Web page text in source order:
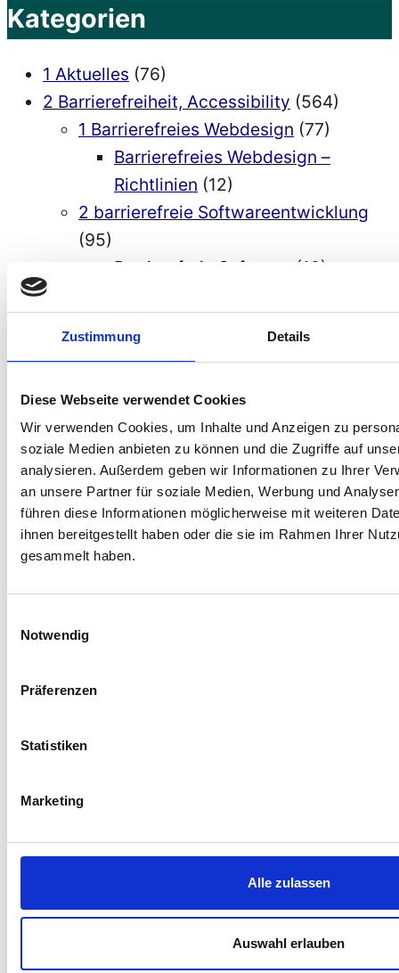
Zustimmung Details
Diese Webseite verwendet Cookies
Wir verwenden Cookies, um Inhalte und Anzeigen zu
soziale Medien anbieten zu können und die Zugriffe auf
analysieren. Außerdem geben wir Informationen zu Ihrer
an unsere Partner für soziale Medien, Werbung und
führen diese Informationen möglicherweise mit weiteren
ihnen bereitgestellt haben oder die sie im Rahmen Ihrer
gesammelt haben.
Notwendig
Präferenzen
Statistiken
Marketing
Alle zulassen
Auswahl erlauben
Programm
erstellen“
Kategorien
1 Aktuelles (76)
2 Barrierefreiheit, Accessibility (564)
1 Barrierefreies Webdesign (77)
Barrierefreies Webdesign –
Richtlinien (12)
2 barrierefreie Softwareentwicklung
(95)
Barrierefreie Software
(10)
Barrierefreiheit bei
Barrierefreiheit mit Java
Barrierefreiheit mit Microsoft .net /
C#(15)
Barrierefreiheit mit Python(8)
Richtlinien barrierefreie Software-
Entwicklung (6)
Entwicklungsumgebungen(9)
3 Barrierefreie Appentwicklung
Barrierefreiheit bei Linux / Ubuntu